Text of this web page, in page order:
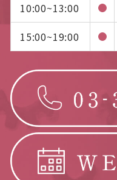
10:00~13:00
15:00~19:00